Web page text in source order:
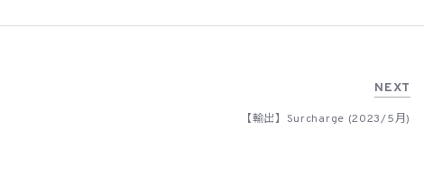
NEXT
【輸出】Surcharge (2023/5月)